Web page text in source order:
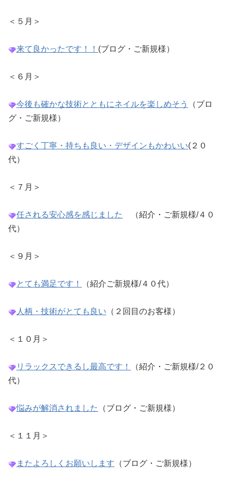
＜５月＞
来て良かったです！！ (ブログ・ご新規様）
＜６月＞
今後も確かな技術とともにネイルを楽しめそう
（ブロ
グ・ご新規様）
すごく丁寧・持ちも良い・デザインもかわいい(２０
代）
＜７月＞
任される安心感を感じました
（紹介・ご新規様/４０
代）
＜９月＞
とても満足です！ （紹介ご新規様/４０代）
人柄・技術がとても良い （２回目のお客様）
＜１０月＞
リラックスできるし最高です！
（紹介・ご新規様/２０
代）
悩みが解消されました （ブログ・ご新規様）
＜１１月＞
またよろしくお願いします （ブログ・ご新規様）